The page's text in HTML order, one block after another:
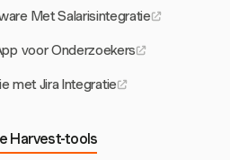
Met Salarisintegratie
voor Onderzoekers
met Jira Integratie
Harvest-tools